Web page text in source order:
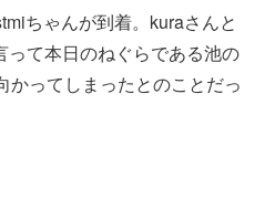
ちゃんが到着。kuraさんと
て本日のねぐらである池の
かってしまったとのことだっ